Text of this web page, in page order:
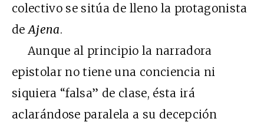
colectivo se sitúa de lleno la protagonista
deAjena.
Aunque al principio la narradora
epistolar no tiene una conciencia ni
siquiera “falsa” de clase, ésta irá
aclarándose paralela a su decepción